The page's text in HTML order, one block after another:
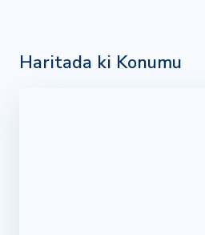
Haritada ki Konumu